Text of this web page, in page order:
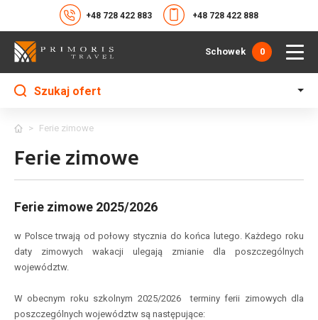
+48 728 422 883 +48 728 422 888
Schowek 0
Szukaj ofert
> Ferie zimowe
Ferie zimowe
Ferie zimowe 2025/2026
w Polsce trwają od połowy stycznia do końca lutego. Każdego roku
daty zimowych wakacji ulegają zmianie dla poszczególnych
województw.
W obecnym roku szkolnym 2025/2026 terminy ferii zimowych dla
poszczególnych województw są następujące: